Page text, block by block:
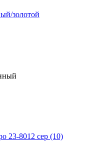
золотой
23-8012 сер (10)